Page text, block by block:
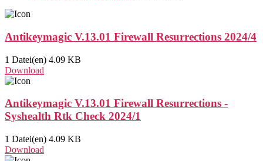
Antikeymagic V.13.01 Firewall Resurrections 2024/4
1 Datei(en) 4.09 KB
Download
Antikeymagic V.13.01 Firewall Resurrections -
Syshealth Rtk Check 2024/1
1 Datei(en) 4.09 KB
Download